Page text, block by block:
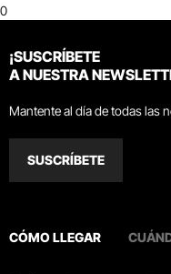
0
¡SUSCRÍBETE
A NUESTRA
Mantente al día de todas las
SUSCRÍBETE
CÓMO LLEGAR